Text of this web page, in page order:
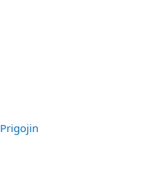
Prigojin